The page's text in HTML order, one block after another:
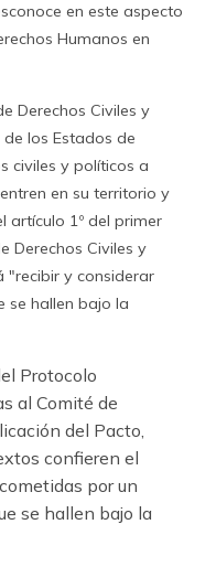
en este aspecto
Humanos en
Derechos Civiles y
los Estados de
civiles y políticos a
en su territorio y
artículo 1º del primer
Derechos Civiles y
"recibir y considerar
se hallen bajo la
Protocolo
al Comité de
del Pacto,
confieren el
por un
se hallen bajo la